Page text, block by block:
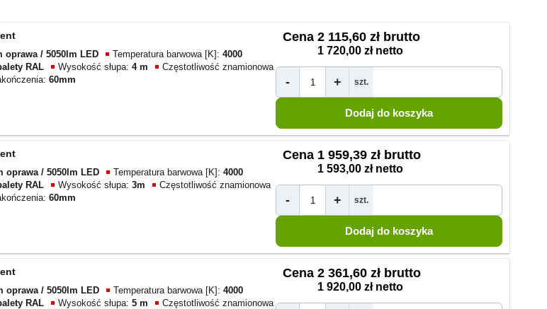
oprawa / 5050lm LED Temperatura barwowa [K]: 4000
RAL Wysokość słupa: 4 m
Częstotliwość znamionowa
60mm
Cena 2 115,60 zł brutto
1 720,00 zł netto
- + szt.
oprawa / 5050lm LED Temperatura barwowa [K]: 4000
RAL Wysokość słupa: 3m
Częstotliwość znamionowa
60mm
Cena 1 959,39 zł brutto
1 593,00 zł netto
- + szt.
oprawa / 5050lm LED Temperatura barwowa [K]: 4000
RAL Wysokość słupa: 5 m
Częstotliwość znamionowa
Cena 2 361,60 zł brutto
1 920,00 zł netto